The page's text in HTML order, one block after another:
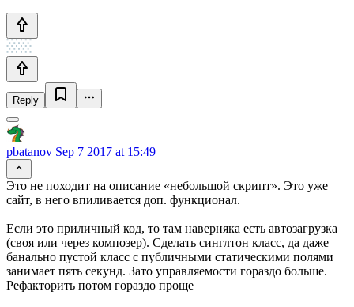
Reply
pbatanov Sep 7 2017 at 15:49
Это не походит на описание «небольшой скрипт». Это уже
сайт, в него впиливается доп. функционал.
Если это приличный код, то там наверняка есть автозагрузка
(своя или через композер). Сделать синглтон класс, да даже
банально пустой класс с публичными статическими полями
занимает пять секунд. Зато управляемости гораздо больше.
Рефакторить потом гораздо проще